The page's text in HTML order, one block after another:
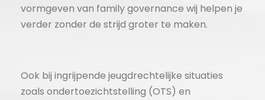
vormgeven van family governance wij helpen je
verder zonder de strijd groter te maken.
Ook bij ingrijpende jeugdrechtelijke situaties
zoals ondertoezichtstelling (OTS) en